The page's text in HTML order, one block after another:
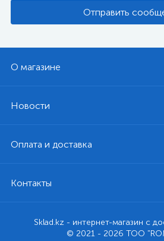
Отправить
О магазине
Новости
Оплата и доставка
Контакты
Sklad.kz - интернет-магазин с
© 2021 - 2026 ТОО